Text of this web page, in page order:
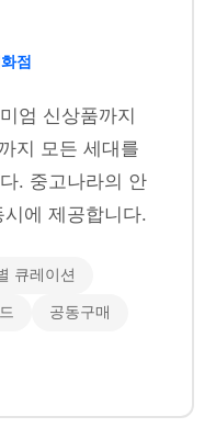
점
엄 신상품까지
지 모든 세대를
. 중고나라의 안
에 제공합니다.
큐레이션
공동구매